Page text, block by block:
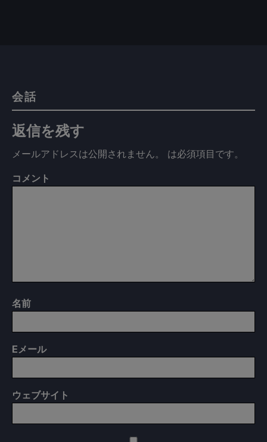
会話
返信を残す
メールアドレスは公開されません。 は必須項目です。
コメント
名前
Eメール
ウェブサイト